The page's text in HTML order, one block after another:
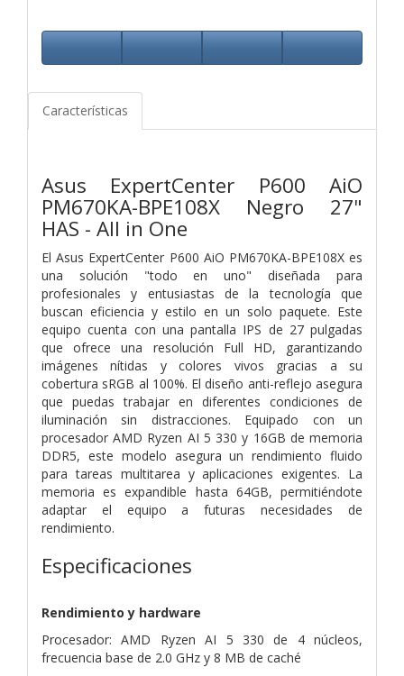
Características
Asus ExpertCenter P600 AiO
PM670KA-BPE108X Negro 27"
HAS - All in One
El Asus ExpertCenter P600 AiO PM670KA-BPE108X es
una solución "todo en uno" diseñada para
profesionales y entusiastas de la tecnología que
buscan eficiencia y estilo en un solo paquete. Este
equipo cuenta con una pantalla IPS de 27 pulgadas
que ofrece una resolución Full HD, garantizando
imágenes nítidas y colores vivos gracias a su
cobertura sRGB al 100%. El diseño anti-reflejo asegura
que puedas trabajar en diferentes condiciones de
iluminación sin distracciones. Equipado con un
procesador AMD Ryzen AI 5 330 y 16GB de memoria
DDR5, este modelo asegura un rendimiento fluido
para tareas multitarea y aplicaciones exigentes. La
memoria es expandible hasta 64GB, permitiéndote
adaptar el equipo a futuras necesidades de
rendimiento.
Especificaciones
Rendimiento y hardware
Procesador: AMD Ryzen AI 5 330 de 4 núcleos,
frecuencia base de 2.0 GHz y 8 MB de caché